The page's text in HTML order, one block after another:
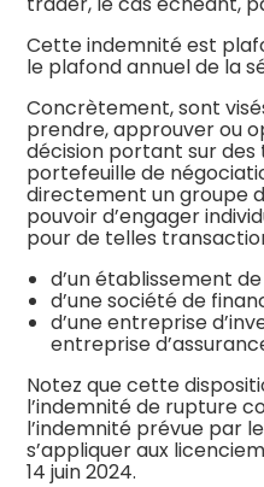
Cette indemnité est
le plafond annuel de la
Concrètement, sont
prendre, approuver ou
décision portant sur
portefeuille de
directement un groupe
pouvoir d’engager
pour de telles
d’un établissement
d’une société de
d’une entreprise
entreprise
Notez que cette
l’indemnité de rupture
l’indemnité prévue par
s’appliquer aux
14 juin 2024.